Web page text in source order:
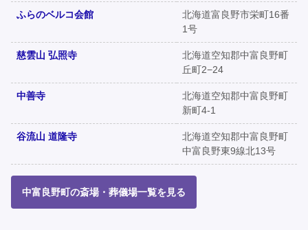
ふらのベルコ会館
北海道富良野市栄町16番
1号
慈雲山 弘照寺
北海道空知郡中富良野町
丘町2−24
中善寺
北海道空知郡中富良野町
新町4-1
谷流山 道隆寺
北海道空知郡中富良野町
中富良野東9線北13号
中富良野町の斎場・葬儀場一覧を見る